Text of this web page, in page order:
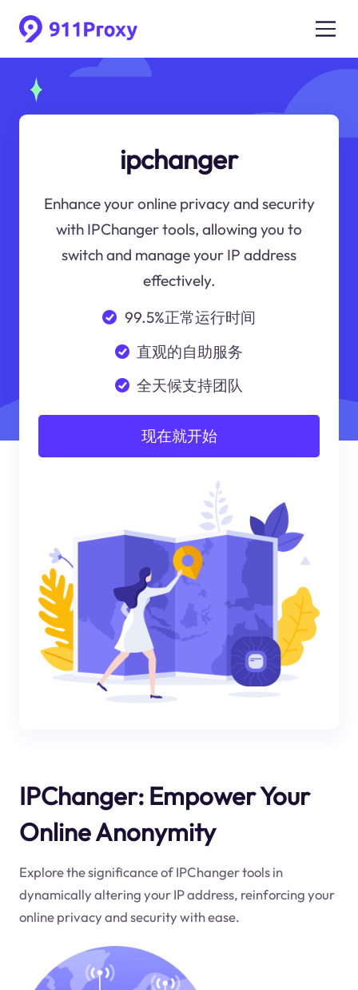
ipchanger
Enhance your online privacy and security
with IPChanger tools, allowing you to
switch and manage your IP address
effectively.
99.5%正常运行时间
直观的自助服务
全天候支持团队
现在就开始
IPChanger: Empower Your
Online Anonymity
Explore the significance of IPChanger tools in
dynamically altering your IP address, reinforcing your
online privacy and security with ease.